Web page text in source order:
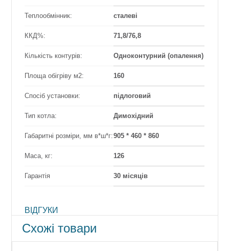
Теплообмінник: сталеві
ККД%: 71,8/76,8
Кількість контурів: Одноконтурний (опалення)
Площа обігріву м2: 160
Спосіб установки: підлоговий
Тип котла: Димохідний
Габаритні розміри, мм в*ш*г:905 * 460 * 860
Маса, кг: 126
Гарантія 30 місяців
ВІДГУКИ
Схожі товари